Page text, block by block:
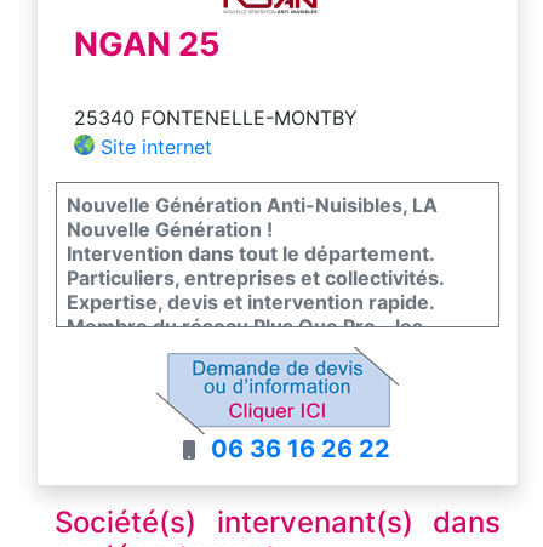
NGAN 25
25340 FONTENELLE-MONTBY
Site internet
Nouvelle Génération Anti-Nuisibles, LA
Nouvelle Génération !
Intervention dans tout le département.
Particuliers, entreprises et collectivités.
Expertise, devis et intervention rapide.
Membre du réseau Plus Que Pro - les
meilleurs entreprises de France
06 36 16 26 22
Société(s) intervenant(s) dans